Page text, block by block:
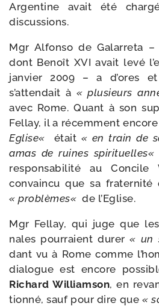
Argentine avait été
discussions.
Mgr Alfonso de Galarreta –
dont Benoît XVI avait levé
jan­vier 2009 – a d’ores
s’attendait à « plu­sieurs
avec Rome. Quant à son
Fellay, il a récem­ment
Eglise«
était « en train de
amas de ruines spi­ri­tuelles«
res­pon­sa­bi­li­té au
convain­cu que sa fra­ter­ni­té
« pro­blèmes« de l’Eglise.
Mgr Fellay, qui juge que
nales pour­raient durer« un
dant vu à Rome comme
dia­logue est encore
Richard Williamson, en
tion­né, sauf pour dire que «